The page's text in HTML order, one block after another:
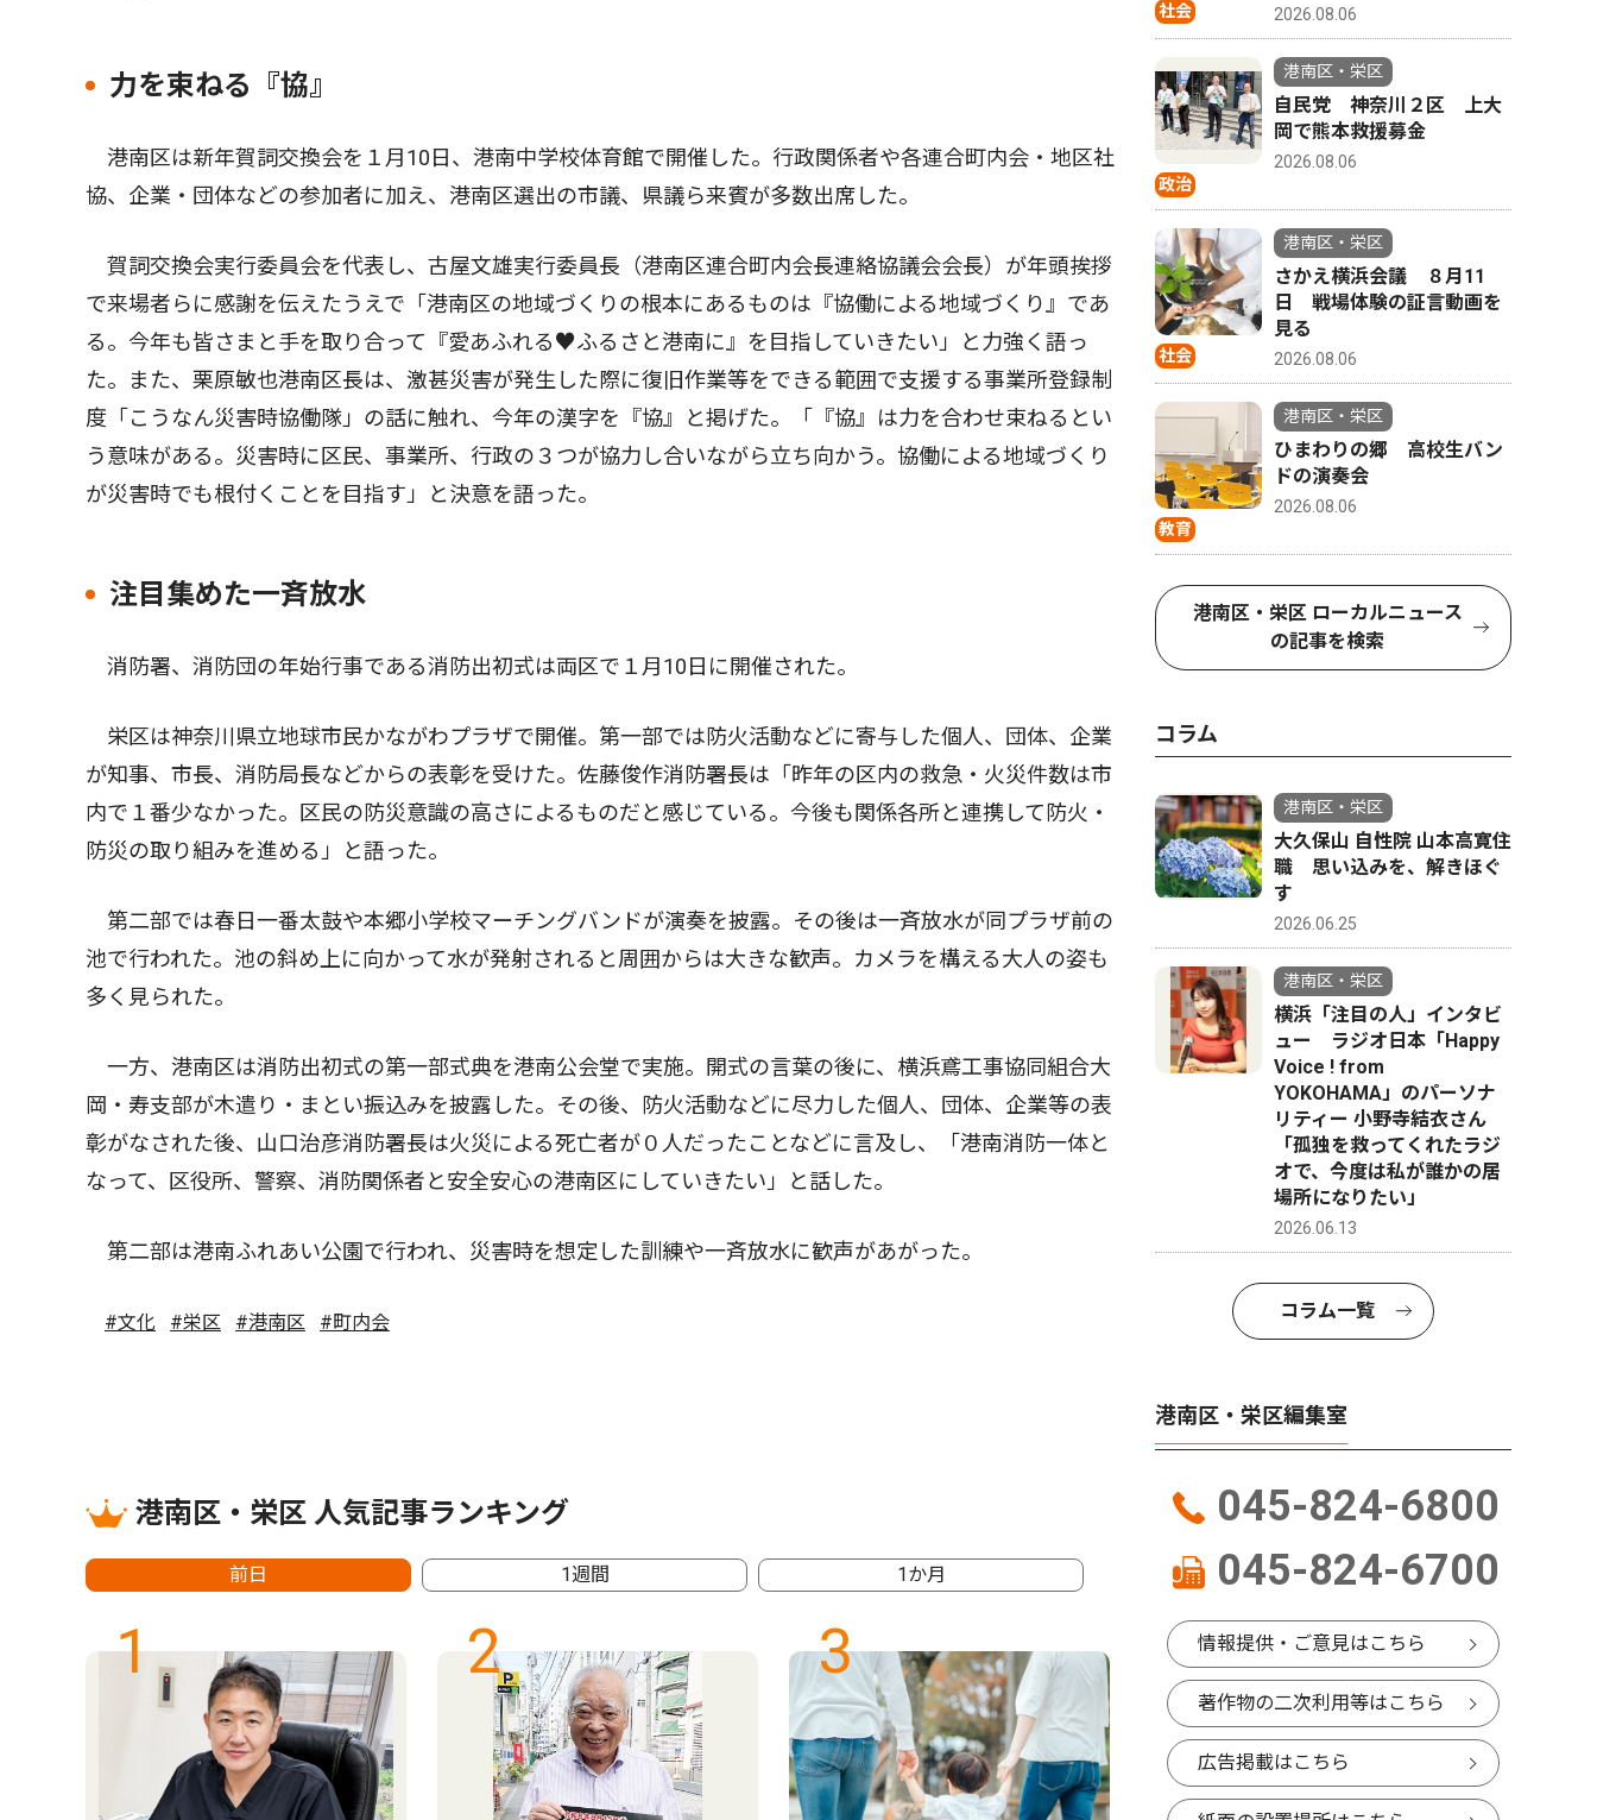
力を束ねる『協』
港南区は新年賀詞交換会を１月10日、港南中学校体育館で開催した。行政関係者や各連合町内会・地区社
協、企業・団体などの参加者に加え、港南区選出の市議、県議ら来賓が多数出席した。
賀詞交換会実行委員会を代表し、古屋文雄実行委員長（港南区連合町内会長連絡協議会会長）が年頭挨拶
で来場者らに感謝を伝えたうえで「港南区の地域づくりの根本にあるものは『協働による地域づくり』であ
る。今年も皆さまと手を取り合って『愛あふれる♥ふるさと港南に』を目指していきたい」と力強く語っ
た。また、栗原敏也港南区長は、激甚災害が発生した際に復旧作業等をできる範囲で支援する事業所登録制
度「こうなん災害時協働隊」の話に触れ、今年の漢字を『協』と掲げた。「『協』は力を合わせ束ねるとい
う意味がある。災害時に区民、事業所、行政の３つが協力し合いながら立ち向かう。協働による地域づくり
が災害時でも根付くことを目指す」と決意を語った。
注目集めた一斉放水
消防署、消防団の年始行事である消防出初式は両区で１月10日に開催された。
栄区は神奈川県立地球市民かながわプラザで開催。第一部では防火活動などに寄与した個人、団体、企業
が知事、市長、消防局長などからの表彰を受けた。佐藤俊作消防署長は「昨年の区内の救急・火災件数は市
内で１番少なかった。区民の防災意識の高さによるものだと感じている。今後も関係各所と連携して防火・
防災の取り組みを進める」と語った。
第二部では春日一番太鼓や本郷小学校マーチングバンドが演奏を披露。その後は一斉放水が同プラザ前の
池で行われた。池の斜め上に向かって水が発射されると周囲からは大きな歓声。カメラを構える大人の姿も
多く見られた。
一方、港南区は消防出初式の第一部式典を港南公会堂で実施。開式の言葉の後に、横浜鳶工事協同組合大
岡・寿支部が木遣り・まとい振込みを披露した。その後、防火活動などに尽力した個人、団体、企業等の表
彰がなされた後、山口治彦消防署長は火災による死亡者が０人だったことなどに言及し、「港南消防一体と
なって、区役所、警察、消防関係者と安全安心の港南区にしていきたい」と話した。
第二部は港南ふれあい公園で行われ、災害時を想定した訓練や一斉放水に歓声があがった。
#文化 #栄区 #港南区 #町内会
港南区・栄区 人気記事ランキング
前日 1週間 1か月
1 2 3 4
社会 2026.08.06
政治
港南区・栄区
自民党 神奈川２区 上大
岡で熊本救援募金
2026.08.06
社会
港南区・栄区
さかえ横浜会議 ８月11
日 戦場体験の証言動画を
見る
2026.08.06
教育
港南区・栄区
ひまわりの郷 高校生バン
ドの演奏会
2026.08.06
港南区・栄区 ローカルニュース
の記事を検索
コラム
港南区・栄区
大久保山 自性院 山本高寛住
職 思い込みを、解きほぐ
す
2026.06.25
港南区・栄区
横浜「注目の人」インタビ
ュー ラジオ日本「Happy
Voice ! from
YOKOHAMA」のパーソナ
リティー 小野寺結衣さん
「孤独を救ってくれたラジ
オで、今度は私が誰かの居
場所になりたい」
2026.06.13
コラム一覧
港南区・栄区編集室
045-824-6800
045-824-6700
情報提供・ご意見はこちら
著作物の二次利用等はこちら
広告掲載はこちら